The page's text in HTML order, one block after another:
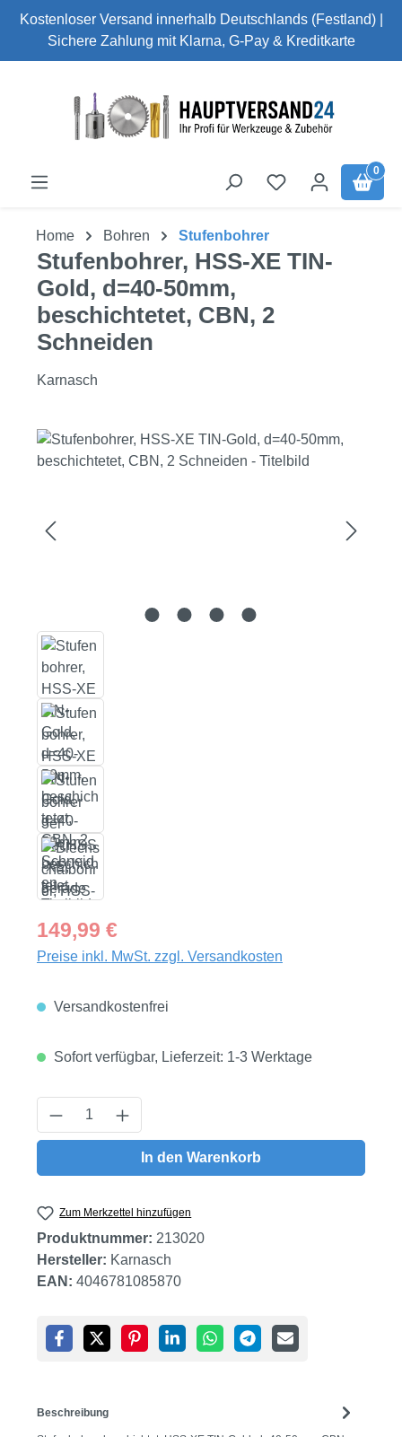
Zum Hauptinhalt springen
Kostenloser Versand innerhalb Deutschlands (Festland) |
Sichere Zahlung mit Klarna, G-Pay & Kreditkarte
0
Home Bohren Stufenbohrer
Stufenbohrer, HSS-XE TIN-
Gold, d=40-50mm,
beschichtetet, CBN, 2
Schneiden
Karnasch
Bildergalerie überspringen
Regulärer Preis:
149,99 €
Preise inkl. MwSt. zzgl. Versandkosten
Versandkostenfrei
Sofort verfügbar, Lieferzeit: 1-3 Werktage
Produkt Anzahl: Gib den gewünschten
In den Warenkorb
Zum Merkzettel hinzufügen
Produktnummer: 213020
Hersteller: Karnasch
EAN: 4046781085870
Beschreibung